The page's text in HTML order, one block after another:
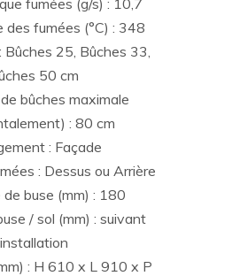
des fumées (°C) : 348
Bûches 25, Bûches 33,
50 cm
bûches maximale
: 80 cm
: Façade
: Dessus ou Arrière
buse (mm) : 180
/ sol (mm) : suivant
installation
: H 610 x L 910 x P